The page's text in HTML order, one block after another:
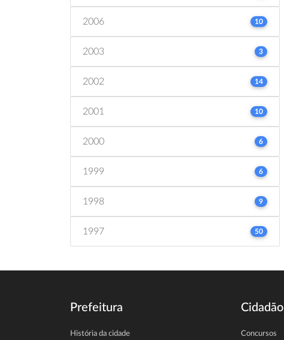
2006 10
2003 3
2002 14
2001 10
2000 6
1999 6
1998 9
1997 50
Prefeitura
História da cidade
Cidadão
Concursos